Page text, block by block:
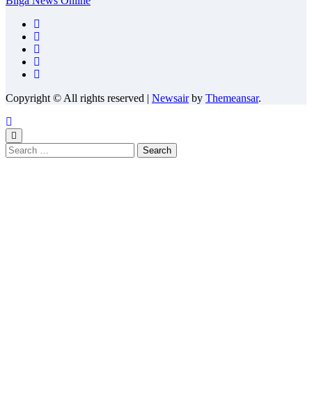
Copyright © All rights reserved | Newsairby Themeansar.
Search
for: